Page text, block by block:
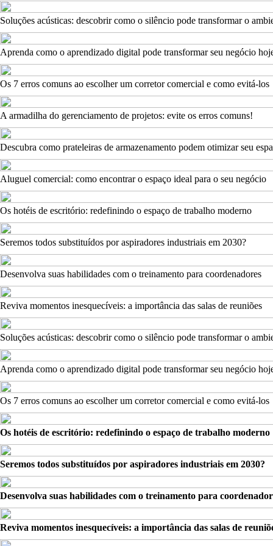
Soluções acústicas: descobrir como o silêncio pode transformar o
Aprenda como o aprendizado digital pode transformar seu negócio
Os 7 erros comuns ao escolher um corretor comercial e como evitá-los
A armadilha do gerenciamento de projetos: evite os erros comuns!
Descubra como prateleiras de armazenamento podem otimizar seu
Aluguel comercial: como encontrar o espaço ideal para o seu negócio
Os hotéis de escritório: redefinindo o espaço de trabalho moderno
Seremos todos substituídos por aspiradores industriais em 2030?
Desenvolva suas habilidades com o treinamento para coordenadores
Reviva momentos inesquecíveis: a importância das salas de reuniões
Soluções acústicas: descobrir como o silêncio pode transformar o
Aprenda como o aprendizado digital pode transformar seu negócio
Os 7 erros comuns ao escolher um corretor comercial e como evitá-los
Os hotéis de escritório: redefinindo o espaço de trabalho moderno
Seremos todos substituídos por aspiradores industriais em 2030?
Desenvolva suas habilidades com o treinamento para
Reviva momentos inesquecíveis: a importância das salas de